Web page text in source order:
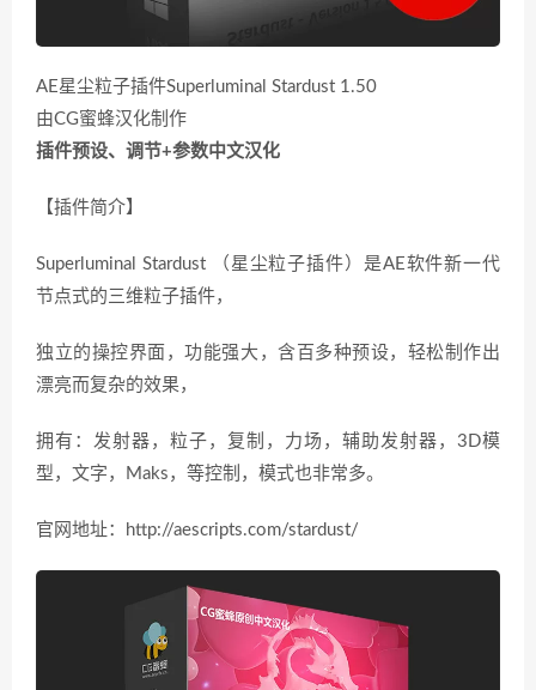
AE星尘粒子插件Superluminal Stardust 1.50
由CG蜜蜂汉化制作
插件预设、调节+参数中文汉化
【插件简介】
Superluminal Stardust （星尘粒子插件）是AE软件新一代
节点式的三维粒子插件，
独立的操控界面，功能强大，含百多种预设，轻松制作出
漂亮而复杂的效果，
拥有：发射器，粒子，复制，力场，辅助发射器，3D模
型，文字，Maks，等控制，模式也非常多。
官网地址：http://aescripts.com/stardust/